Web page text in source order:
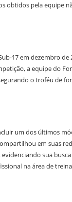
obtidos pela equipe
17 em dezembro
a equipe do
o troféu de
um dos últimos
em suas
sua
na área de